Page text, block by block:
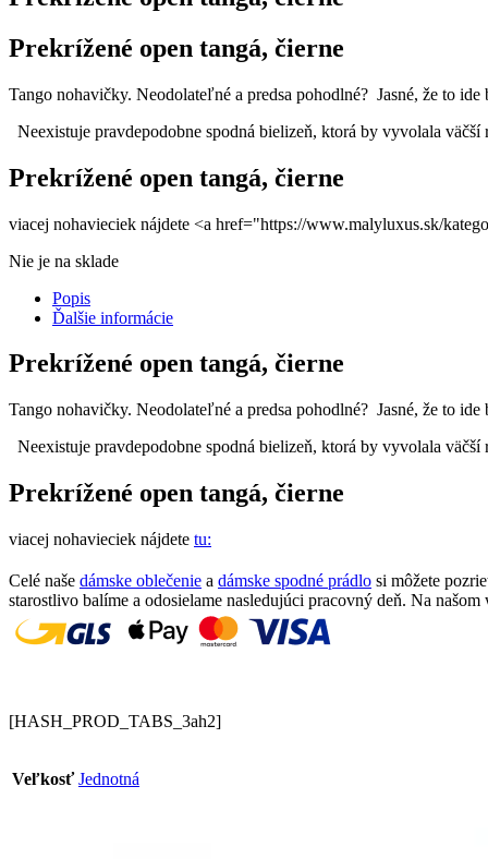
Prekrížené open tangá, čierne
Tango nohavičky. Neodolateľné a predsa pohodlné? Jasné, že to
Neexistuje pravdepodobne spodná bielizeň, ktorá by vyvolala
Prekrížené open tangá, čierne
viacej nohavieciek nájdete <a href="https://www.malyluxus.sk/
Nie je na sklade
Popis
Ďalšie informácie
Prekrížené open tangá, čierne
Tango nohavičky. Neodolateľné a predsa pohodlné? Jasné, že to
Neexistuje pravdepodobne spodná bielizeň, ktorá by vyvolala
Prekrížené open tangá, čierne
viacej nohavieciek nájdete tu:
Celé naše dámske oblečenie a dámske spodné prádlo si môžete
starostlivo balíme a odosielame nasledujúci pracovný deň. Na
[HASH_PROD_TABS_3ah2]
Veľkosť Jednotná